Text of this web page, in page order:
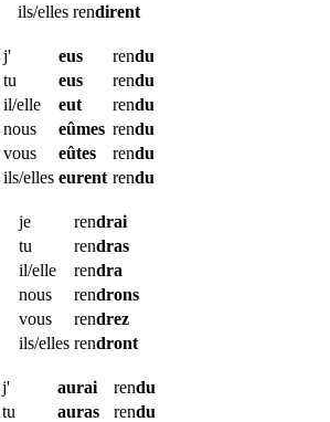
ils/elles rendirent
j'
eus rendu
tu
eus rendu
il/elle
eut rendu
nous
eûmes rendu
vous
eûtes rendu
ils/elles eurent rendu
je
rendrai
tu
rendras
il/elle
rendra
nous
rendrons
vous
rendrez
ils/elles rendront
j'
aurai rendu
tu
auras rendu